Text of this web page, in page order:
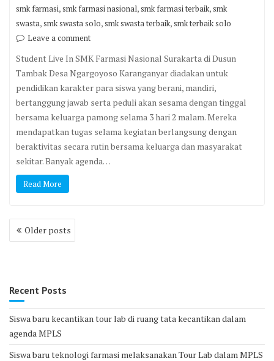
smk farmasi,smk farmasi nasional,smk farmasi terbaik,smk
swasta,smk swasta solo,smk swasta terbaik,smk terbaik solo
Leave a comment
Student Live In SMK Farmasi Nasional Surakarta di Dusun
Tambak Desa Ngargoyoso Karanganyar diadakan untuk
pendidikan karakter para siswa yang berani, mandiri,
bertanggung jawab serta peduli akan sesama dengan tinggal
bersama keluarga pamong selama 3 hari 2 malam. Mereka
mendapatkan tugas selama kegiatan berlangsung dengan
beraktivitas secara rutin bersama keluarga dan masyarakat
sekitar. Banyak agenda…
Read More
Posts
navigation
Older posts
Recent Posts
Siswa baru kecantikan tour lab di ruang tata kecantikan dalam
agenda MPLS
Siswa baru teknologi farmasi melaksanakan Tour Lab dalam MPLS